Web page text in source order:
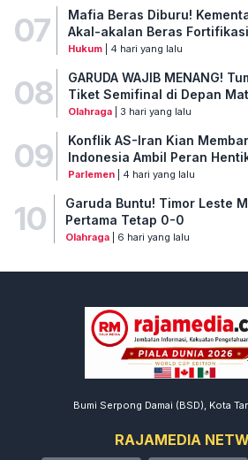
07
Mafia Beras Diburu!
Akal-akalan Beras Fortifikasi
Hukum| 4 hari yang lalu
08
GARUDA WAJIB MENANG!
Tiket Semifinal di Depan
Olahraga| 3 hari yang lalu
09
Konflik AS-Iran Kian
Indonesia Ambil Peran
Parlemen| 4 hari yang lalu
10
Garuda Buntu! Timor Leste
Pertama Tetap 0-0
Olahraga| 6 hari yang lalu
Bumi Serpong Damai (BSD), Kota
RAJAMEDIA